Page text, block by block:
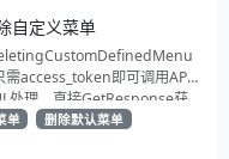
自定义菜单
access_token即可调用API
处理，直接GetResponse获
收藏备用！
单
删除默认菜单